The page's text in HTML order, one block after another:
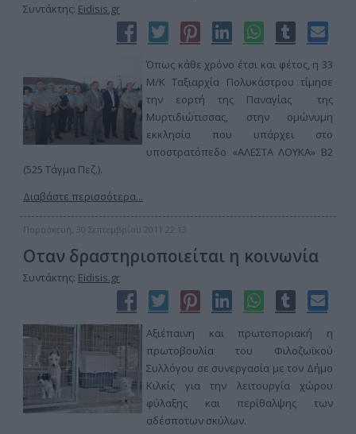
Συντάκτης: Eidisis.gr
Όπως κάθε χρόνο έτσι και φέτος, η 33
Μ/Κ Ταξιαρχία Πολυκάστρου τίμησε
την εορτή της Παναγίας της
Μυρτιδιώτισσας, στην ομώνυμη
εκκλησία που υπάρχει στο
υποστρατόπεδο «ΑΛΕΣΤΑ ΛΟΥΚΑ» Β2
(525 Τάγμα Πεζ.).
Διαβάστε περισσότερα...
Παρασκευή, 30 Σεπτεμβρίου 2011 22:13
Οταν δραστηριοποιείται η κοινωνία
Συντάκτης: Eidisis.gr
Αξιέπαινη και πρωτοποριακή η
πρωτοβουλία του Φιλοζωϊκού
Συλλόγου σε συνεργασία με τον Δήμο
Κιλκίς για την λειτουργία χώρου
φύλαξης και περίθαλψης των
αδέσποτων σκύλων.